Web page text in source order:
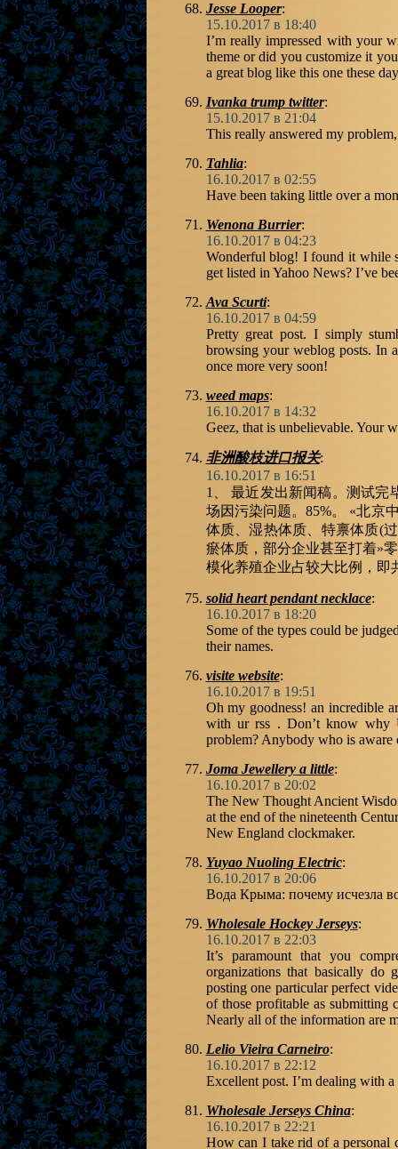
Jesse Looper:
15.10.2017 в 18:40
I’m really impressed with your
theme or did you customize it
a great blog like this one these
Ivanka trump twitter:
15.10.2017 в 21:04
This really answered my
Tahlia:
16.10.2017 в 02:55
Have been taking little over a
Wenona Burrier:
16.10.2017 в 04:23
Wonderful blog! I found it while
get listed in Yahoo News? I’ve
Ava Scurti:
16.10.2017 в 04:59
Pretty great post. I simply
browsing your weblog posts. In
once more very soon!
weed maps:
16.10.2017 в 14:32
Geez, that is unbelievable. Your
非洲酸枝进口报关:
16.10.2017 в 16:51
1、 最近发出新闻稿。测试完
场因污染问题。85%。 «北京
体质、湿热体质、特禀体质(
瘀体质，部分企业甚至打着»
模化养殖企业占较大比例，即
solid heart pendant necklace:
16.10.2017 в 18:20
Some of the types could be
their names.
visite website:
16.10.2017 в 19:51
Oh my goodness! an incredible
with ur rss . Don’t know why
problem? Anybody who is
Joma Jewellery a little:
16.10.2017 в 20:02
The New Thought Ancient
at the end of the nineteenth
New England clockmaker.
Yuyao Nuoling Electric:
16.10.2017 в 20:06
Вода Крыма: почему исчезла
Wholesale Hockey Jerseys:
16.10.2017 в 22:03
It’s paramount that you
organizations that basically
posting one particular perfect
of those profitable as submitting
Nearly all of the information are
Lelio Vieira Carneiro:
16.10.2017 в 22:12
Excellent post. I’m dealing with
Wholesale Jerseys China:
16.10.2017 в 22:21
How can I take rid of a personal